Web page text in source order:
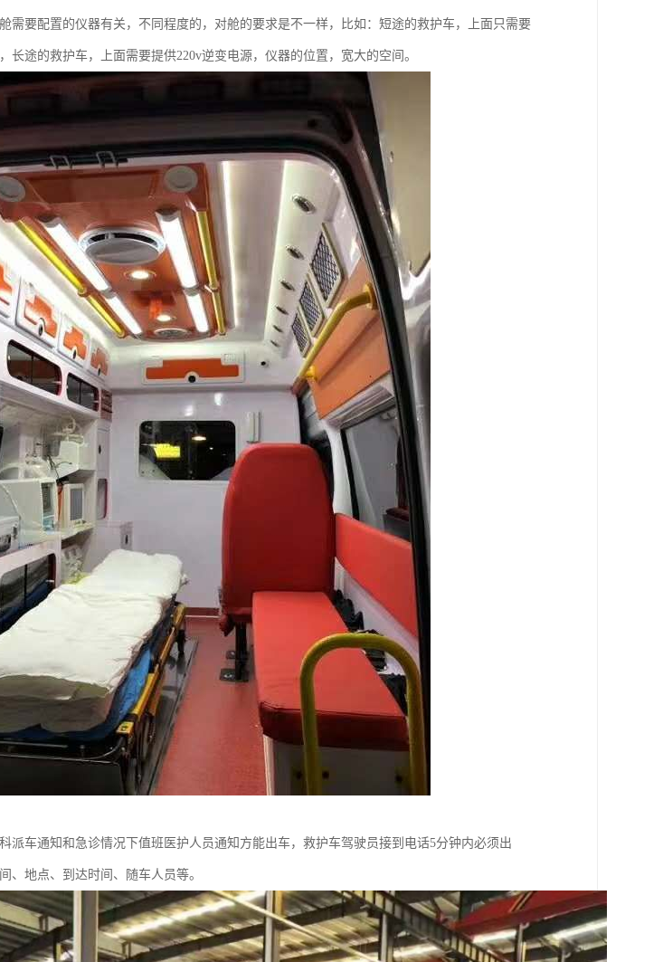
需要配置的仪器有关，不同程度的，对舱的要求是不一样，比如：短途的救护车，上面只需要
长途的救护车，上面需要提供220v逆变电源，仪器的位置，宽大的空间。
派车通知和急诊情况下值班医护人员通知方能出车，救护车驾驶员接到电话5分钟内必须出
、地点、到达时间、随车人员等。